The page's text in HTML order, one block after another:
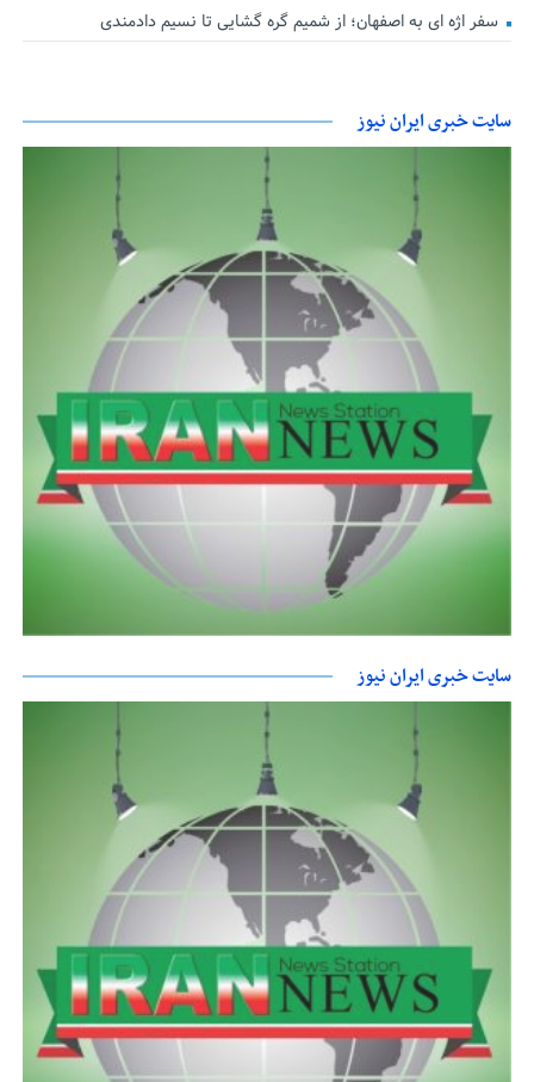
سفر اژه ای به اصفهان؛ از شمیم گره گشایی تا نسیم دادمندی
سایت خبری ایران نیوز
سایت خبری ایران نیوز